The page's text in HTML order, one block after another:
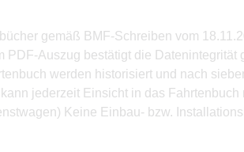
gemäß BMF-Schreiben vom
Auszug bestätigt die
werden historisiert und nach
jederzeit Einsicht in das
Keine Einbau- bzw.